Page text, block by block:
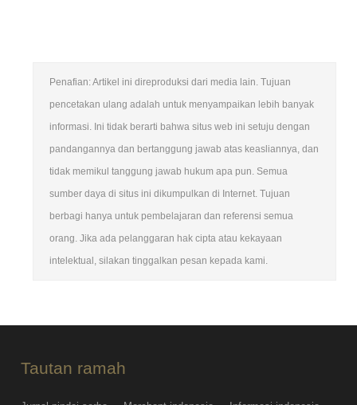
Penafian: Artikel ini direproduksi dari media lain. Tujuan
pencetakan ulang adalah untuk menyampaikan lebih banyak
informasi. Ini tidak berarti bahwa situs web ini setuju dengan
pandangannya dan bertanggung jawab atas keasliannya, dan
tidak memikul tanggung jawab hukum apa pun. Semua
sumber daya di situs ini dikumpulkan di Internet. Tujuan
berbagi hanya untuk pembelajaran dan referensi semua
orang. Jika ada pelanggaran hak cipta atau kekayaan
intelektual, silakan tinggalkan pesan kepada kami.
Tautan ramah